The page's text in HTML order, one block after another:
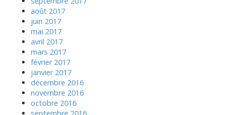
août 2017
juin 2017
mai 2017
avril 2017
mars 2017
février 2017
janvier 2017
décembre 2016
novembre 2016
octobre 2016